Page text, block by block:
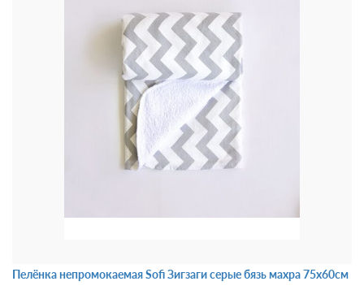
Пелёнка непромокаемая Sofi Зигзаги серые бязь махра 75х60см